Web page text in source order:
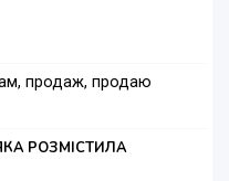
продаж, продаю
РОЗМІСТИЛА